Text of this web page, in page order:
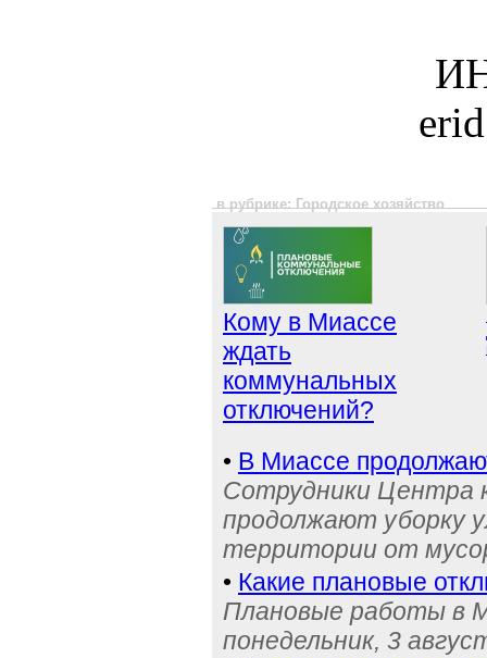
в рубрике: Городское хозяйство
Кому в Миассе
ждать
коммунальных
отключений?
• В Миассе
Сотрудники Центра
продолжают уборку
территории от
• Какие плановые
Плановые работы в
понедельник, 3